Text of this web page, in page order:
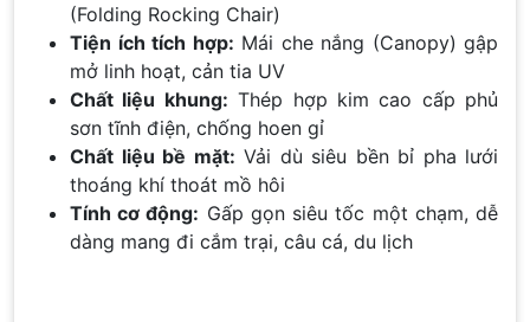
(Folding Rocking Chair)
Tiện ích tích hợp: Mái che nắng (Canopy) gập
mở linh hoạt, cản tia UV
Chất liệu khung: Thép hợp kim cao cấp phủ
sơn tĩnh điện, chống hoen gỉ
Chất liệu bề mặt: Vải dù siêu bền bỉ pha lưới
thoáng khí thoát mồ hôi
Tính cơ động: Gấp gọn siêu tốc một chạm, dễ
dàng mang đi cắm trại, câu cá, du lịch